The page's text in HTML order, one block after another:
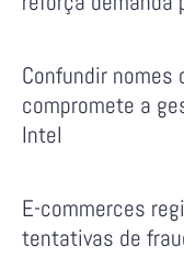
Confundir
compromete a
Intel
E-commerces
tentativas de